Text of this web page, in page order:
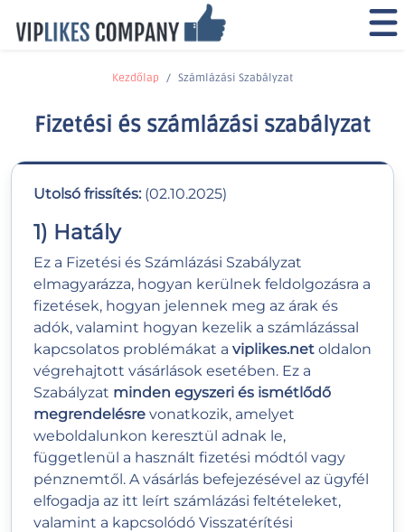
Kezdőlap Számlázási Szabályzat
Fizetési és számlázási szabályzat
Utolsó frissítés: (02.10.2025)
1) Hatály
Ez a Fizetési és Számlázási Szabályzat
elmagyarázza, hogyan kerülnek feldolgozásra a
fizetések, hogyan jelennek meg az árak és
adók, valamint hogyan kezelik a számlázással
kapcsolatos problémákat a viplikes.net oldalon
végrehajtott vásárlások esetében. Ez a
Szabályzat minden egyszeri és ismétlődő
megrendelésre vonatkozik, amelyet
weboldalunkon keresztül adnak le,
függetlenül a használt fizetési módtól vagy
pénznemtől. A vásárlás befejezésével az ügyfél
elfogadja az itt leírt számlázási feltételeket,
valamint a kapcsolódó Visszatérítési